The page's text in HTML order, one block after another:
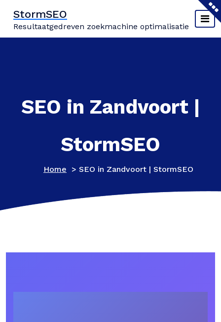
inhoud
springen
StormSEO
Resultaatgedreven zoekmachine optimalisatie
SEO in Zandvoort |
StormSEO
Home > SEO in Zandvoort | StormSEO